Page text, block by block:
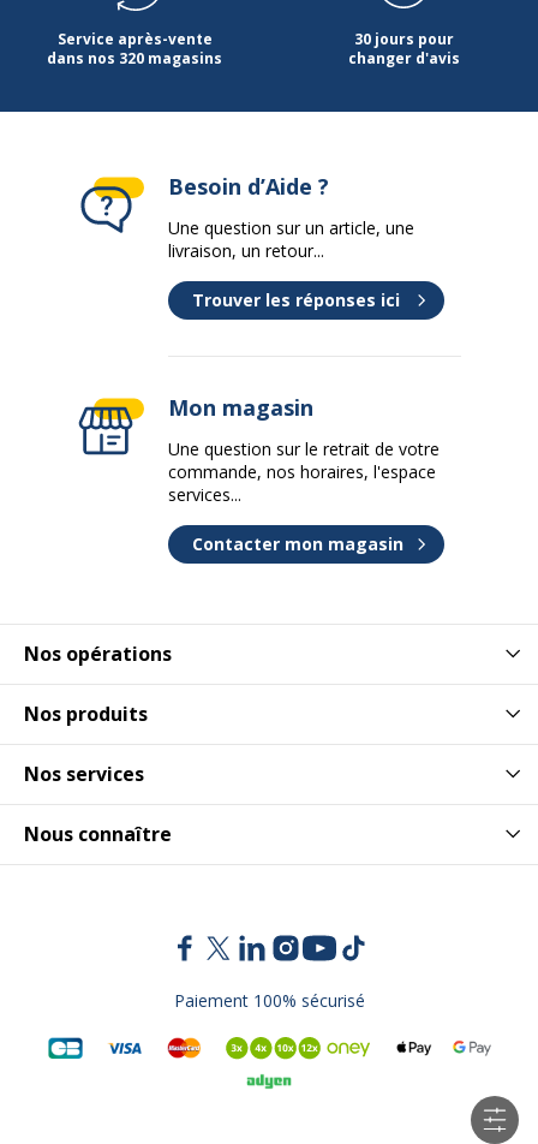
Service après-vente
dans nos 320 magasins
30 jours pour
changer d'avis
Nos opérations
Nos produits
Nos services
Nous connaître
Besoin d’Aide ?
Une question sur un article, une
livraison, un retour...
Trouver les réponses ici
Mon magasin
Une question sur le retrait de votre
commande, nos horaires, l'espace
services...
Contacter mon magasin
Paiement 100% sécurisé